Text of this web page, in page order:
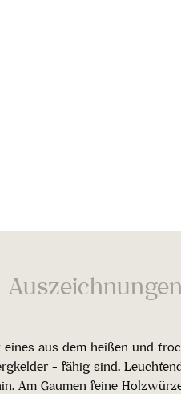
Auszeichnungen
aus dem heißen und
- fähig sind.
Am Gaumen feine